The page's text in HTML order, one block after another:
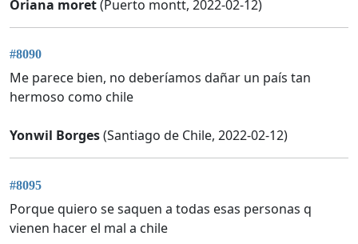
Oriana moret(Puerto montt, 2022-02-12)
#8090
Me parece bien, no deberíamos dañar un país tan
hermoso como chile
Yonwil Borges(Santiago de Chile, 2022-02-12)
#8095
Porque quiero se saquen a todas esas personas q
vienen hacer el mal a chile